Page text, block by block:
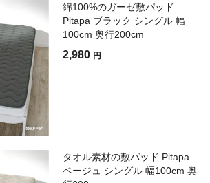
綿100%のガーゼ敷パッド
Pitapa ブラック シングル 幅
100cm 奥行200cm
2,980 円
タオル素材の敷パッド Pitapa
ベージュ シングル 幅100cm 奥